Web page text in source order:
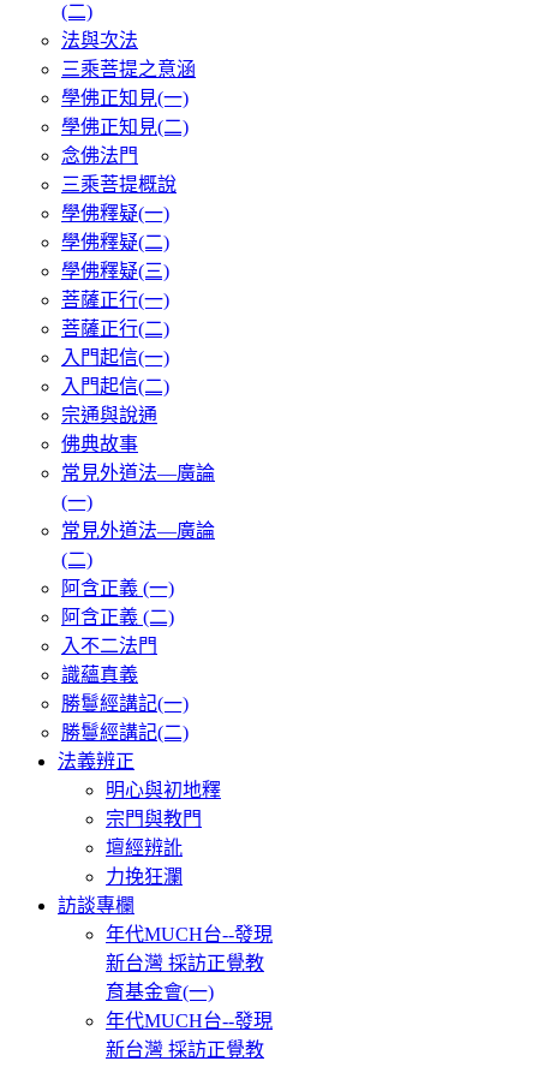
(二)
法與次法
三乘菩提之意涵
學佛正知見(一)
學佛正知見(二)
念佛法門
三乘菩提概說
學佛釋疑(一)
學佛釋疑(二)
學佛釋疑(三)
菩薩正行(一)
菩薩正行(二)
入門起信(一)
入門起信(二)
宗通與說通
佛典故事
常見外道法—廣論
(一)
常見外道法—廣論
(二)
阿含正義 (一)
阿含正義 (二)
入不二法門
識蘊真義
勝鬘經講記(一)
勝鬘經講記(二)
法義辨正
明心與初地釋
宗門與教門
壇經辨訛
力挽狂瀾
訪談專欄
年代MUCH台--發現
新台灣 採訪正覺教
育基金會(一)
年代MUCH台--發現
新台灣 採訪正覺教